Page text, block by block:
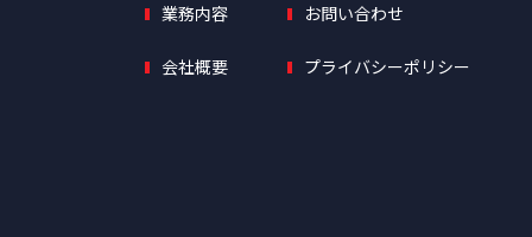
業務内容
会社概要
お問い合わせ
プライバシーポリシー